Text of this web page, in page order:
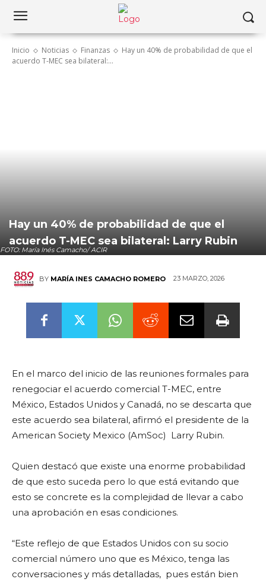
Inicio Noticias Finanzas
Hay un 40% de probabilidad de que el
acuerdo T-MEC sea bilateral:...
FOTO: María Inés Camacho/ ACIR
Hay un 40% de probabilidad de que el
acuerdo T-MEC sea bilateral: Larry Rubin
BY MARÍA INES CAMACHO ROMERO 23 MARZO, 2026
En el marco del inicio de las reuniones formales para
renegociar el acuerdo comercial T-MEC, entre
México, Estados Unidos y Canadá, no se descarta que
este acuerdo sea bilateral, afirmó el presidente de la
American Society Mexico (AmSoc) Larry Rubin.
Quien destacó que existe una enorme probabilidad
de que esto suceda pero lo que está evitando que
esto se concrete es la complejidad de llevar a cabo
una aprobación en esas condiciones.
“Este reflejo de que Estados Unidos con su socio
comercial número uno que es México, tenga las
conversaciones y más detalladas, pues están bien